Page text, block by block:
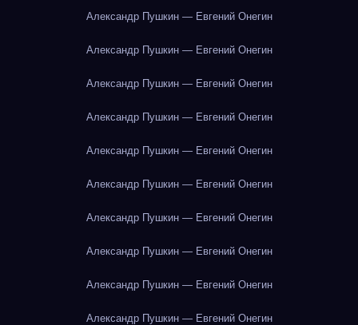
Александр Пушкин — Евгений Онегин
Александр Пушкин — Евгений Онегин
Александр Пушкин — Евгений Онегин
Александр Пушкин — Евгений Онегин
Александр Пушкин — Евгений Онегин
Александр Пушкин — Евгений Онегин
Александр Пушкин — Евгений Онегин
Александр Пушкин — Евгений Онегин
Александр Пушкин — Евгений Онегин
Александр Пушкин — Евгений Онегин